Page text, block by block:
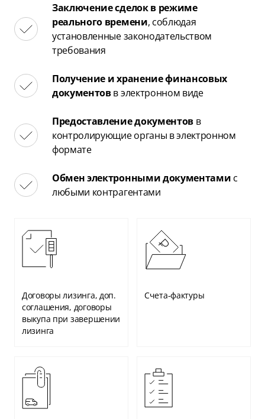
Заключение сделок в режиме
реального времени, соблюдая
установленные законодательством
требования
Получение и хранение финансовых
документовв электронном виде
Предоставление документов в
контролирующие органы в электронном
формате
Обмен электронными документами с
любыми контрагентами
Договоры лизинга, доп.
соглашения, договоры
выкупа при завершении
лизинга
Счета-фактуры